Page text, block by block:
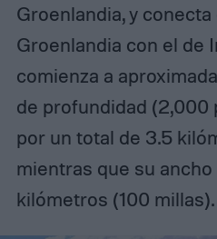
Groenlandia, y
Groenlandia con el de
comienza a
de profundidad (2,000
por un total de 3.5
mientras que su ancho
kilómetros (100 millas).